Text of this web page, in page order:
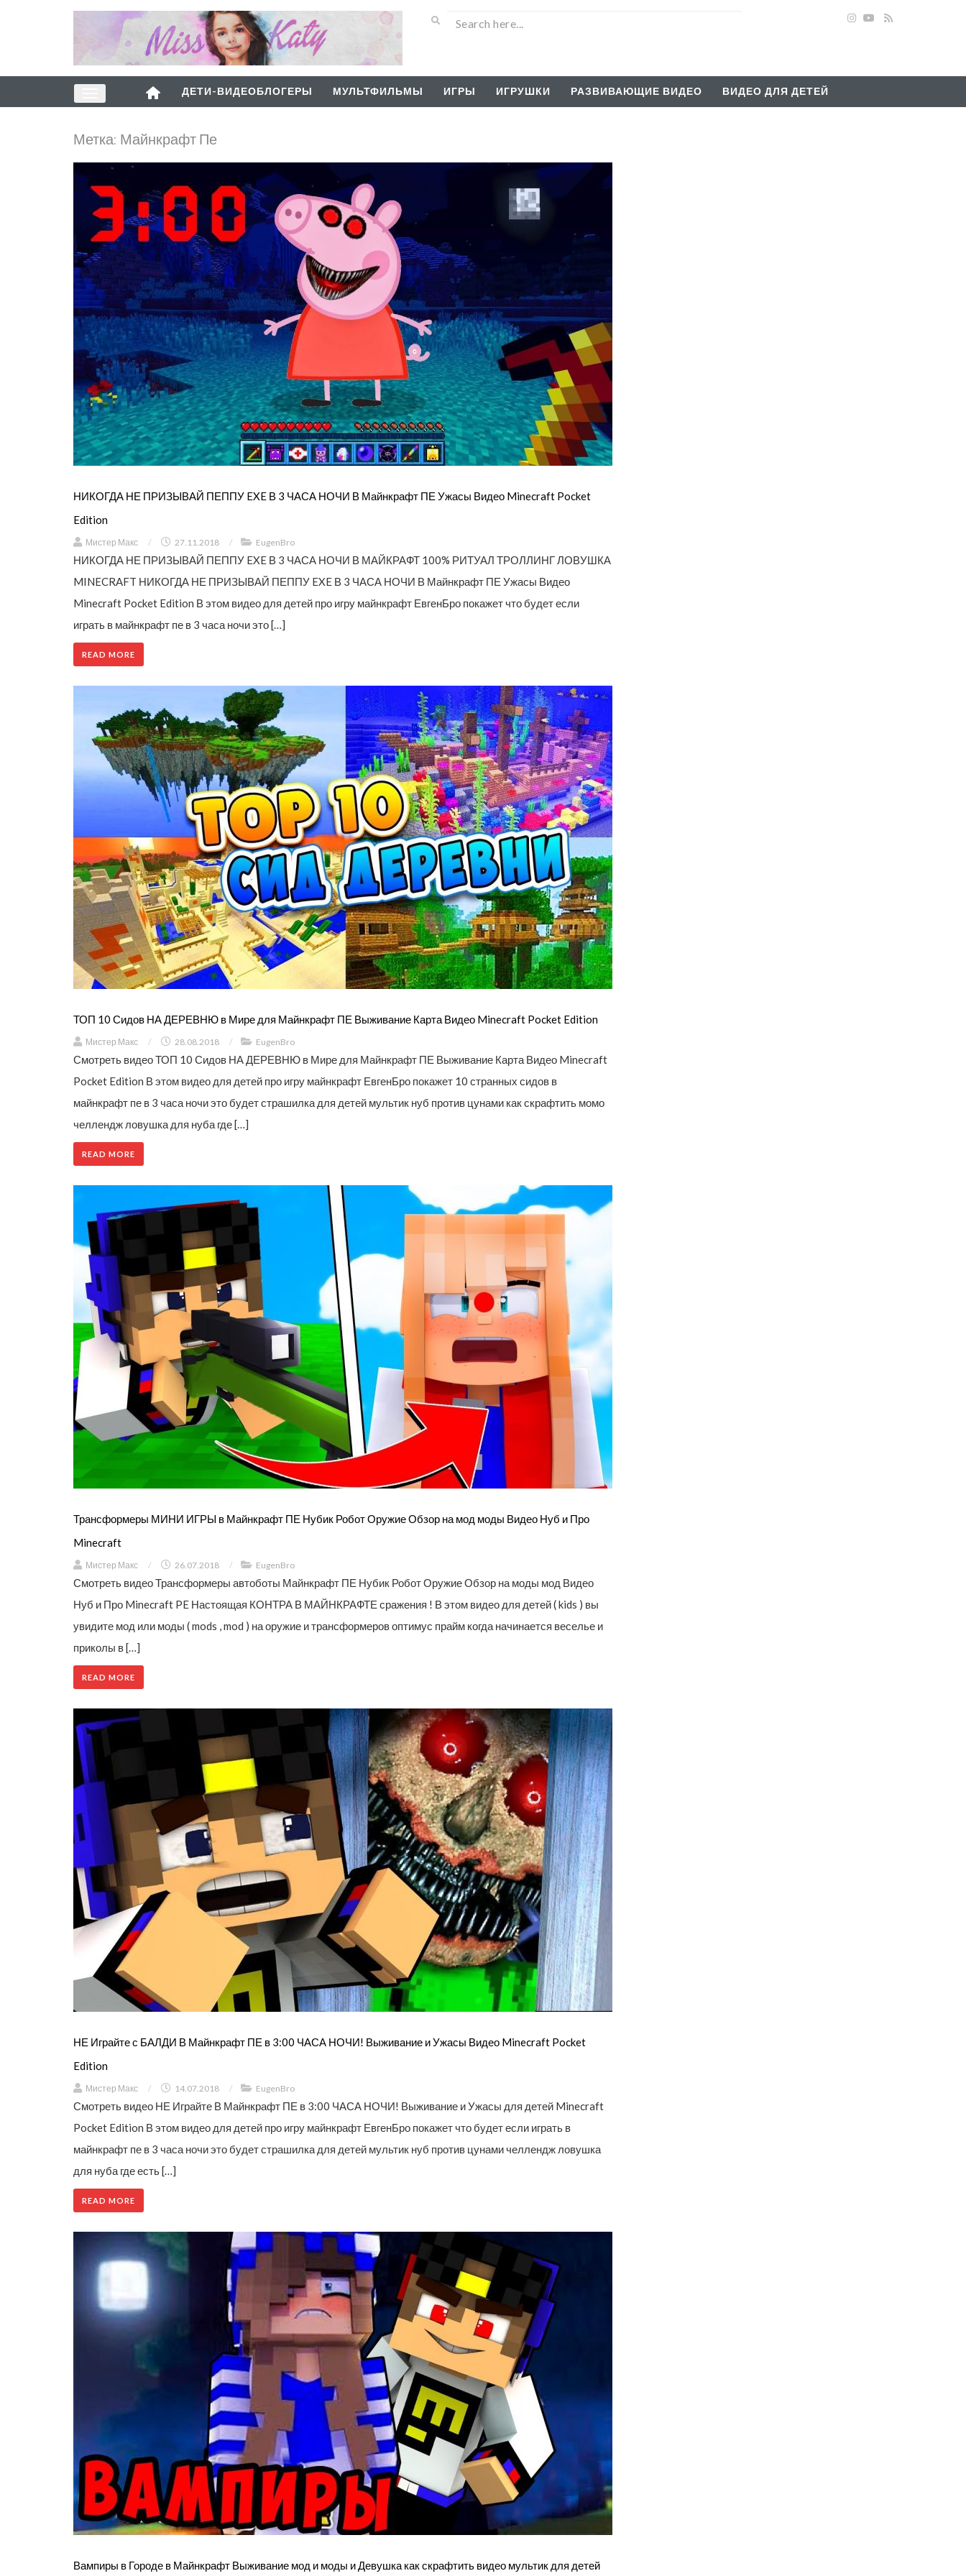
ДЕТИ-ВИДЕОБЛОГЕРЫ МУЛЬТФИЛЬМЫ ИГРЫ ИГРУШКИ РАЗВИВАЮЩИЕ ВИДЕО ВИДЕО ДЛЯ ДЕТЕЙ
Метка: Майнкрафт Пе
НИКОГДА НЕ ПРИЗЫВАЙ ПЕППУ EXE В 3 ЧАСА НОЧИ В Майнкрафт ПЕ Ужасы Видео Minecraft Pocket
Edition
Мистер Макс / 27.11.2018 / EugenBro
НИКОГДА НЕ ПРИЗЫВАЙ ПЕППУ EXE В 3 ЧАСА НОЧИ В МАЙКРАФТ 100% РИТУАЛ ТРОЛЛИНГ ЛОВУШКА
MINECRAFT НИКОГДА НЕ ПРИЗЫВАЙ ПЕППУ EXE В 3 ЧАСА НОЧИ В Майнкрафт ПЕ Ужасы Видео
Minecraft Pocket Edition В этом видео для детей про игру майнкрафт ЕвгенБро покажет что будет если
играть в майнкрафт пе в 3 часа ночи это […]
READ MORE
ТОП 10 Сидов НА ДЕРЕВНЮ в Мире для Майнкрафт ПЕ Выживание Карта Видео Minecraft Pocket Edition
Мистер Макс / 28.08.2018 / EugenBro
Смотреть видео ТОП 10 Сидов НА ДЕРЕВНЮ в Мире для Майнкрафт ПЕ Выживание Карта Видео Minecraft
Pocket Edition В этом видео для детей про игру майнкрафт ЕвгенБро покажет 10 странных сидов в
майнкрафт пе в 3 часа ночи это будет страшилка для детей мультик нуб против цунами как скрафтить момо
челлендж ловушка для нуба где […]
READ MORE
Трансформеры МИНИ ИГРЫ в Майнкрафт ПЕ Нубик Робот Оружие Обзор на мод моды Видео Нуб и Про
Minecraft
Мистер Макс / 26.07.2018 / EugenBro
Смотреть видео Трансформеры автоботы Майнкрафт ПЕ Нубик Робот Оружие Обзор на моды мод Видео
Нуб и Про Minecraft PE Настоящая КОНТРА В МАЙНКРАФТЕ сражения ! В этом видео для детей ( kids ) вы
увидите мод или моды ( mods , mod ) на оружие и трансформеров оптимус прайм когда начинается веселье и
приколы в […]
READ MORE
НЕ Играйте с БАЛДИ В Майнкрафт ПЕ в 3:00 ЧАСА НОЧИ! Выживание и Ужасы Видео Minecraft Pocket
Edition
Мистер Макс / 14.07.2018 / EugenBro
Смотреть видео НЕ Играйте В Майнкрафт ПЕ в 3:00 ЧАСА НОЧИ! Выживание и Ужасы для детей Minecraft
Pocket Edition В этом видео для детей про игру майнкрафт ЕвгенБро покажет что будет если играть в
майнкрафт пе в 3 часа ночи это будет страшилка для детей мультик нуб против цунами челлендж ловушка
для нуба где есть […]
READ MORE
Вампиры в Городе в Майнкрафт Выживание мод и моды и Девушка как скрафтить видео мультик для детей